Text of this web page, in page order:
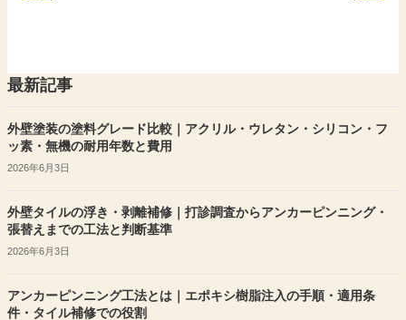
最新記事
外壁塗装の塗料グレード比較｜アクリル・ウレタン・シリコン・フ
ッ素・無機の耐用年数と費用
2026年6月3日
外壁タイルの浮き・剥離補修｜打診調査からアンカーピンニング・
張替えまでの工法と判断基準
2026年6月3日
アンカーピンニング工法とは｜エポキシ樹脂注入の手順・適用条
件・タイル補修での役割